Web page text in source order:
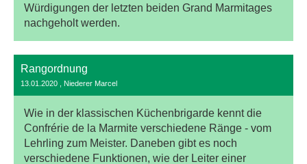
Würdigungen der letzten beiden Grand Marmitages
nachgeholt werden.
Rangordnung
13.01.2020 , Niederer Marcel
Wie in der klassischen Küchenbrigarde kennt die
Confrérie de la Marmite verschiedene Ränge - vom
Lehrling zum Meister. Daneben gibt es noch
verschiedene Funktionen, wie der Leiter einer